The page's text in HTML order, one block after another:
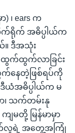
၊ ears က
က်ရိုက် အဓိပ္ပါယ်က
။ ဒီအသုံး
က်ထွက်လာခြင်း
က်နေတဲ့ဖြစ်ရပ်ကို
ယံအဓိပ္ပါယ်က မ
၊ သက်တမ်းနု
ျမတို့ မြန်မာမှာ
က်လူရဲ့ အတွေ့အကြုံ